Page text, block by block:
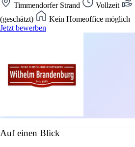
Timmendorfer Strand Vollzeit
(geschätzt)
Kein Homeoffice möglich
Jetzt bewerben
Auf einen Blick